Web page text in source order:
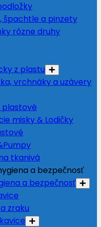
špachtle a pinzety
rôzne druhy
z plastu
vrchnáky a uzávery
plastové
misky & Lodičky
tkanivá
a bezpečnosť
zraku